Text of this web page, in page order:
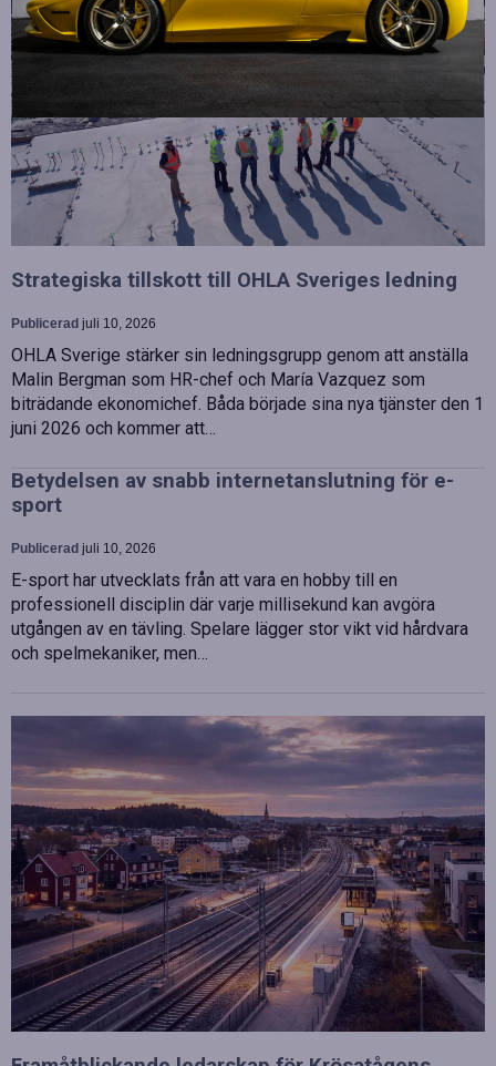
Strategiska tillskott till OHLA Sveriges ledning
Publicerad juli 10, 2026
OHLA Sverige stärker sin ledningsgrupp genom att anställa
Malin Bergman som HR-chef och María Vazquez som
biträdande ekonomichef. Båda började sina nya tjänster den 1
juni 2026 och kommer att…
Betydelsen av snabb internetanslutning för e-
sport
Publicerad juli 10, 2026
E-sport har utvecklats från att vara en hobby till en
professionell disciplin där varje millisekund kan avgöra
utgången av en tävling. Spelare lägger stor vikt vid hårdvara
och spelmekaniker, men…